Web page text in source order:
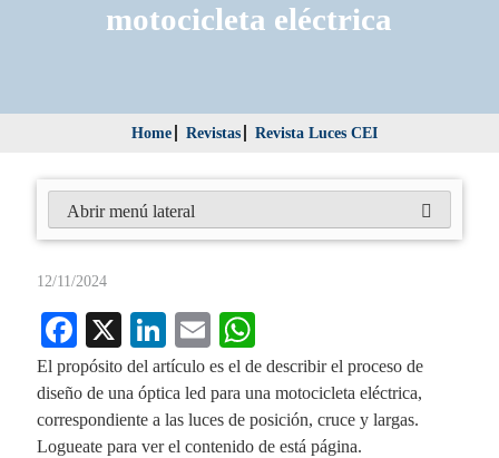
motocicleta eléctrica
Home Revistas Revista Luces CEI
12/11/2024
Fa
ce
bo
ok
X
Li
nk
ed
In
E
m
ail
ha
ts
A
El propósito del artículo es el de describir el proceso de
diseño de una óptica led para una motocicleta eléctrica,
correspondiente a las luces de posición, cruce y largas.
Logueate para ver el contenido de está página.
Abrir menú lateral